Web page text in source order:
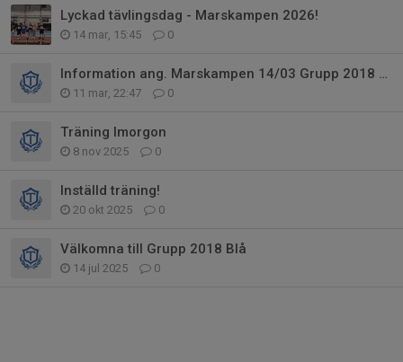
Lyckad tävlingsdag - Marskampen 2026!
14 mar, 15:45 0
Information ang. Marskampen 14/03 Grupp 2018 blå
11 mar, 22:47 0
Träning Imorgon
8 nov 2025 0
Inställd träning!
20 okt 2025 0
Välkomna till Grupp 2018 Blå
14 jul 2025 0